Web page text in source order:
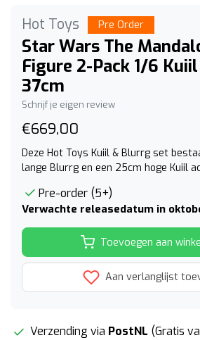
Hot Toys Pre Order
Star Wars The
Figure 2-Pack 1/6
37cm
Schrijf je eigen review
€669,00
Deze Hot Toys Kuiil & Blurrg set
lange Blurrg en een 25cm hoge Kuiil
Pre-order (5+)
Verwachte releasedatum in
Toevoegen aan
Aan verlanglijst
Verzending via PostNL (Gratis